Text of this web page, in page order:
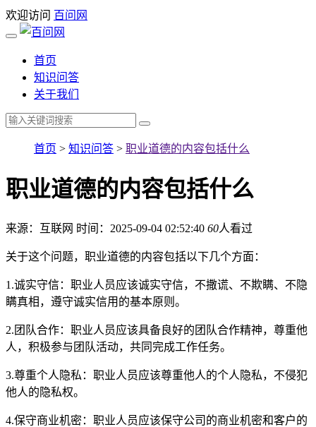
欢迎访问 百问网
首页
知识问答
关于我们
首页 > 知识问答 > 职业道德的内容包括什么
职业道德的内容包括什么
来源：互联网 时间：2025-09-04 02:52:40 60人看过
关于这个问题，职业道德的内容包括以下几个方面：
1.诚实守信：职业人员应该诚实守信，不撒谎、不欺瞒、不隐
瞒真相，遵守诚实信用的基本原则。
2.团队合作：职业人员应该具备良好的团队合作精神，尊重他
人，积极参与团队活动，共同完成工作任务。
3.尊重个人隐私：职业人员应该尊重他人的个人隐私，不侵犯
他人的隐私权。
4.保守商业机密：职业人员应该保守公司的商业机密和客户的